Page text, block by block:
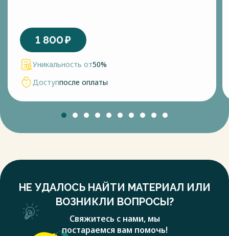
1 800₽
Уникальность от50%
Доступпосле оплаты
НЕ УДАЛОСЬ НАЙТИ МАТЕРИАЛ ИЛИ
ВОЗНИКЛИ ВОПРОСЫ?
Свяжитесь с нами, мы
постараемся вам помочь!